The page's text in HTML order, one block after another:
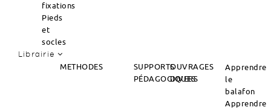
fixations
Pieds
et
socles
Librairie
METHODES
SUPPORTS
PÉDAGOGIQUES
OUVRAGES
DIVERS
Apprendre
le
balafon
Apprendre